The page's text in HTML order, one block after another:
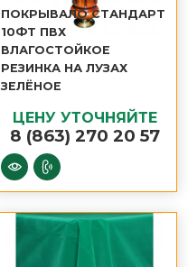
ПОКРЫВАЛО СТАНДАРТ
10ФТ ПВХ
ВЛАГОСТОЙКОЕ
РЕЗИНКА НА ЛУЗАХ
ЗЕЛЁНОЕ
ЦЕНУ УТОЧНЯЙТЕ
8 (863) 270 20 57